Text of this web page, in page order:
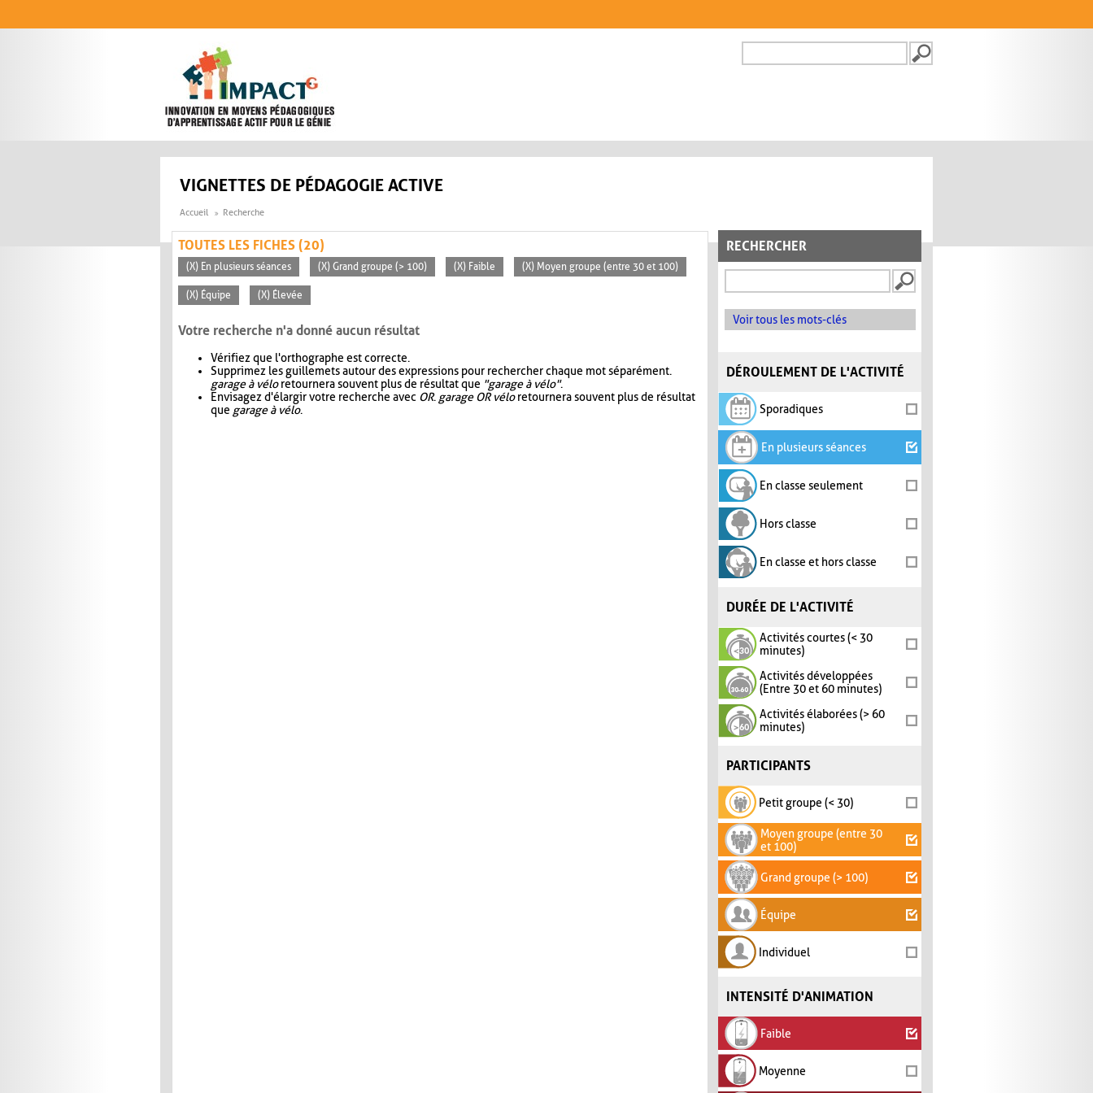
FORMULAIRE DE
VIGNETTES DE PÉDAGOGIE ACTIVE
Accueil Recherche
RECHERCHER
Voir tous les mots-clés
DÉROULEMENT DE L'ACTIVITÉ
Sporadiques
En plusieurs séances
En classe seulement
Hors classe
En classe et hors classe
DURÉE DE L'ACTIVITÉ
Activités courtes (< 30
minutes)
Activités développées
(Entre 30 et 60 minutes)
Activités élaborées (> 60
minutes)
PARTICIPANTS
Petit groupe (< 30)
Moyen groupe (entre 30
et 100)
Grand groupe (> 100)
Équipe
Individuel
INTENSITÉ D'ANIMATION
Faible
Moyenne
TOUTES LES FICHES (20)
(X) En plusieurs séances (X) Grand groupe (> 100) (X) Faible (X) Moyen groupe (entre 30 et 100)
(X) Équipe (X) Élevée
Votre recherche n'a donné aucun résultat
Vérifiez que l'orthographe est correcte.
Supprimez les guillemets autour des expressions pour rechercher chaque mot séparément.
garage à véloretournera souvent plus de résultat que "garage à vélo".
Envisagez d'élargir votre recherche avec OR. garage OR véloretournera souvent plus de résultat
que garage à vélo.